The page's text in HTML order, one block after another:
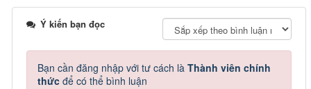
Ý kiến bạn đọc
Bạn cần đăng nhập với tư cách là Thành viên chính
thức để có thể bình luận